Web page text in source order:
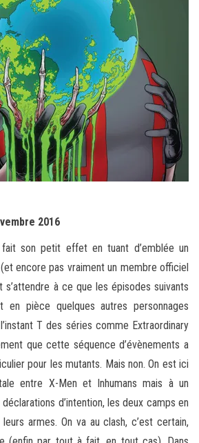
2016
son petit effet en tuant d’emblée un
encore pas vraiment un membre officiel
s’attendre à ce que les épisodes suivants
en pièce quelques autres personnages
T des séries comme Extraordinary
que cette séquence d’évènements a
pour les mutants. Mais non. On est ici
entre X-Men et Inhumans mais à un
d’intention, les deux camps en
armes. On va au clash, c’est certain,